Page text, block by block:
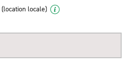
(location locale)